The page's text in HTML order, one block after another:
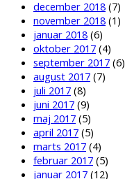
december 2018 (7)
november 2018 (1)
januar 2018 (6)
oktober 2017 (4)
september 2017 (6)
august 2017 (7)
juli 2017 (8)
juni 2017 (9)
maj 2017 (5)
april 2017 (5)
marts 2017 (4)
februar 2017 (5)
januar 2017 (12)